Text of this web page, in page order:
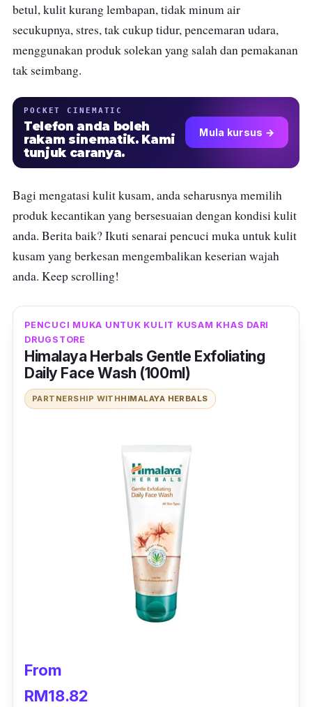
betul, kulit kurang lembapan, tidak minum air
secukupnya, stres, tak cukup tidur, pencemaran udara,
menggunakan produk solekan yang salah dan pemakanan
tak seimbang.
POCKET CINEMATIC
Telefon anda boleh
rakam sinematik. Kami
tunjuk caranya.
Mula kursus →
Bagi mengatasi kulit kusam, anda seharusnya memilih
produk kecantikan yang bersesuaian dengan kondisi kulit
anda. Berita baik? Ikuti senarai pencuci muka untuk kulit
kusam yang berkesan mengembalikan keserian wajah
anda. Keep scrolling!
PENCUCI MUKA UNTUK KULIT KUSAM KHAS DARI
DRUGSTORE
Himalaya Herbals Gentle Exfoliating
Daily Face Wash (100ml)
PARTNERSHIP WITHHIMALAYA HERBALS
From
RM18.82